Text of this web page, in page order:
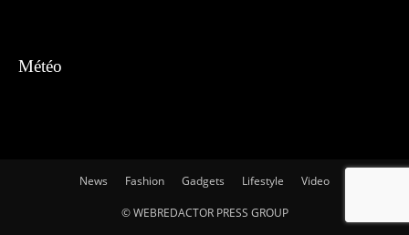
Météo
News Fashion Gadgets Lifestyle Video
© WEBREDACTOR PRESS GROUP